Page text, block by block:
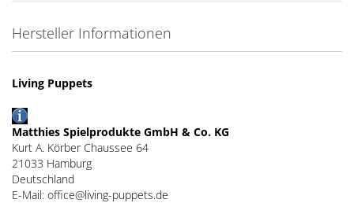
Hersteller Informationen
Living Puppets
Matthies Spielprodukte GmbH & Co. KG
Kurt A. Körber Chaussee 64
21033 Hamburg
Deutschland
E-Mail: office@living-puppets.de